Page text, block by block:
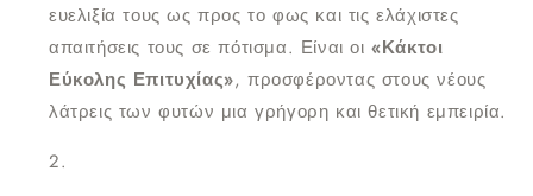
ευελιξία τους ως προς το φως και τις ελάχιστες
απαιτήσεις τους σε πότισμα. Είναι οι«Κάκτοι
Εύκολης Επιτυχίας», προσφέροντας στους νέους
λάτρεις των φυτών μια γρήγορη και θετική εμπειρία.